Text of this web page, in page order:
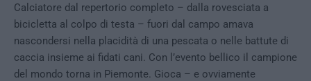
Calciatore dal repertorio completo – dalla rovesciata a
bicicletta al colpo di testa – fuori dal campo amava
nascondersi nella placidità di una pescata o nelle battute di
caccia insieme ai fidati cani. Con l’evento bellico il campione
del mondo torna in Piemonte. Gioca – e ovviamente